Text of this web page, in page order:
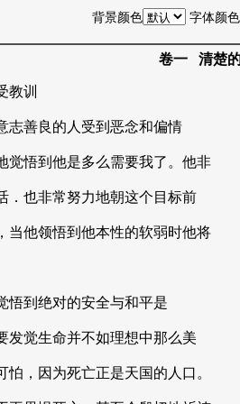
背景颜色 字体颜色
卷一 清楚的
教训
善良的人受到恶念和偏情
悟到他是多么需要我了。他非
也非常努力地朝这个目标前
他领悟到他本性的软弱时他将
到绝对的安全与和平是
觉生命并不如理想中那么美
，因为死亡正是天国的人口。